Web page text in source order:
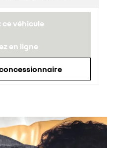
ce véhicule
en ligne